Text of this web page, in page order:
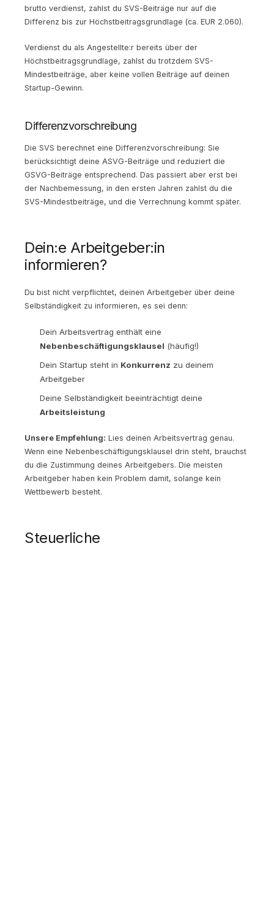
brutto verdienst, zahlst du SVS-Beiträge nur auf die
Differenz bis zur Höchstbeitragsgrundlage (ca. EUR 2.060).
Verdienst du als Angestellte:r bereits über der
Höchstbeitragsgrundlage, zahlst du trotzdem SVS-
Mindestbeiträge, aber keine vollen Beiträge auf deinen
Startup-Gewinn.
Differenzvorschreibung
Die SVS berechnet eine Differenzvorschreibung: Sie
berücksichtigt deine ASVG-Beiträge und reduziert die
GSVG-Beiträge entsprechend. Das passiert aber erst bei
der Nachbemessung, in den ersten Jahren zahlst du die
SVS-Mindestbeiträge, und die Verrechnung kommt später.
Dein:e Arbeitgeber:in
informieren?
Du bist nicht verpflichtet, deinen Arbeitgeber über deine
Selbständigkeit zu informieren, es sei denn:
Dein Arbeitsvertrag enthält eine
Nebenbeschäftigungsklausel (häufig!)
Dein Startup steht in Konkurrenz zu deinem
Arbeitgeber
Deine Selbständigkeit beeinträchtigt deine
Arbeitsleistung
Unsere Empfehlung: Lies deinen Arbeitsvertrag genau.
Wenn eine Nebenbeschäftigungsklausel drin steht, brauchst
du die Zustimmung deines Arbeitgebers. Die meisten
Arbeitgeber haben kein Problem damit, solange kein
Wettbewerb besteht.
Steuerliche